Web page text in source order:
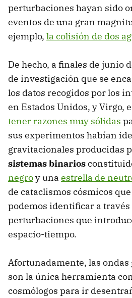
perturbaciones hayan sido
eventos de una gran
ejemplo, la colisión de dos
De hecho, a finales de junio
de investigación que se
los datos recogidos por los
en Estados Unidos, y Virgo,
tener razones muy sólidas
sus experimentos habían
gravitacionales producidas
sistemas binarios
negroy una estrella de
de cataclismos cósmicos
podemos identificar a través
perturbaciones que
espacio-tiempo.
Afortunadamente, las
son la única herramienta
cosmólogos para ir